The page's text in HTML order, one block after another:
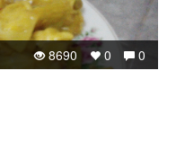
0
0
8690